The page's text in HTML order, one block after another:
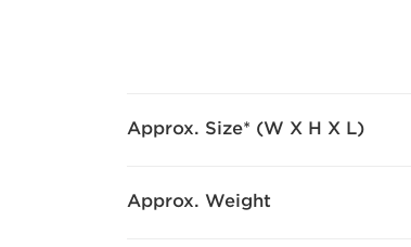
Approx. Size* (W X H X L)
Approx. Weight